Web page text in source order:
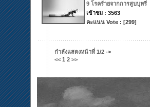
9 โรคร้ายจากการสูบบุหรี่
เข้าชม : 3563
คะแนน Vote : [299]
กำลังแสดงหน้าที่ 1/2 ->
<< 1 2 >>